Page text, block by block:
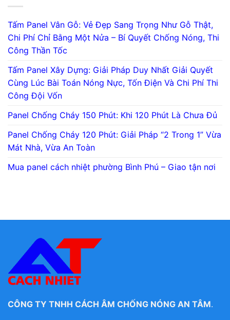
Tấm Panel Vân Gỗ: Vẻ Đẹp Sang Trọng Như Gỗ Thật,
Chi Phí Chỉ Bằng Một Nửa – Bí Quyết Chống Nóng, Thi
Công Thần Tốc
Tấm Panel Xây Dựng: Giải Pháp Duy Nhất Giải Quyết
Cùng Lúc Bài Toán Nóng Nực, Tốn Điện Và Chi Phí Thi
Công Đội Vốn
Panel Chống Cháy 150 Phút: Khi 120 Phút Là Chưa Đủ
Panel Chống Cháy 120 Phút: Giải Pháp “2 Trong 1” Vừa
Mát Nhà, Vừa An Toàn
Mua panel cách nhiệt phường Bình Phú – Giao tận nơi
CÔNG TY TNHH CÁCH ÂM CHỐNG NÓNG AN TÂM.